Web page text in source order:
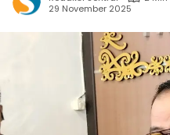
29 November 2025